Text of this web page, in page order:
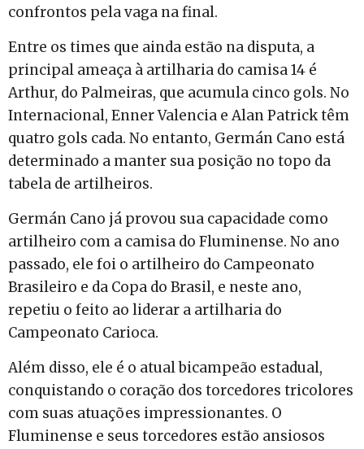
confrontos pela vaga na final.
Entre os times que ainda estão na disputa, a
principal ameaça à artilharia do camisa 14 é
Arthur, do Palmeiras, que acumula cinco gols. No
Internacional, Enner Valencia e Alan Patrick têm
quatro gols cada. No entanto, Germán Cano está
determinado a manter sua posição no topo da
tabela de artilheiros.
Germán Cano já provou sua capacidade como
artilheiro com a camisa do Fluminense. No ano
passado, ele foi o artilheiro do Campeonato
Brasileiro e da Copa do Brasil, e neste ano,
repetiu o feito ao liderar a artilharia do
Campeonato Carioca.
Além disso, ele é o atual bicampeão estadual,
conquistando o coração dos torcedores tricolores
com suas atuações impressionantes. O
Fluminense e seus torcedores estão ansiosos